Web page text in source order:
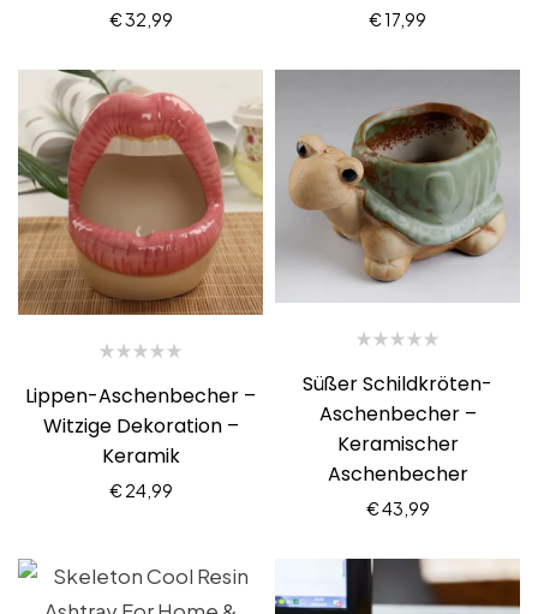
€32,99 €17,99
Lippen-Aschenbecher –
Witzige Dekoration –
Keramik
€ 24,99
Süßer Schildkröten-
Aschenbecher –
Keramischer
Aschenbecher
€43,99